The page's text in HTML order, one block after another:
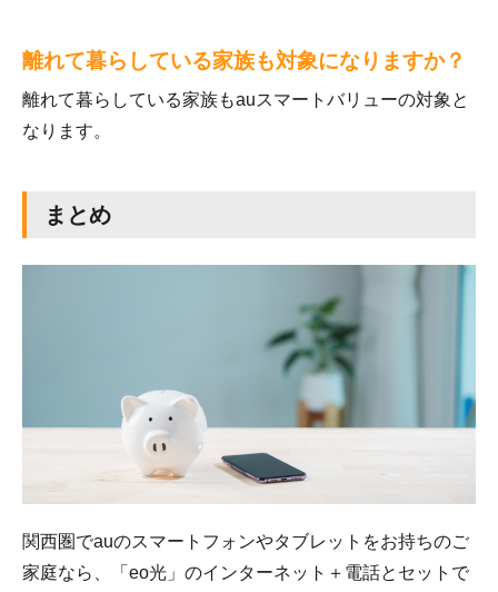
離れて暮らしている家族も対象になりますか？
離れて暮らしている家族もauスマートバリューの対象と
なります。
まとめ
関西圏でauのスマートフォンやタブレットをお持ちのご
家庭なら、「eo光」のインターネット＋電話とセットで